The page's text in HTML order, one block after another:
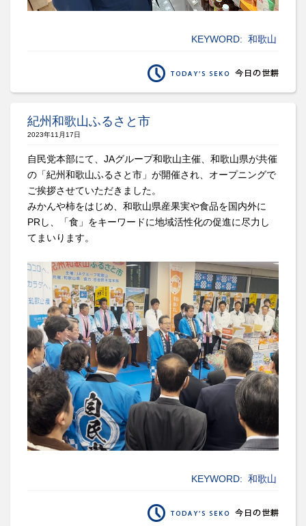
KEYWORD: 和歌山
紀州和歌山ふるさと市
2023年11月17日
自民党本部にて、JAグループ和歌山主催、和歌山県が共催
の「紀州和歌山ふるさと市」が開催され、オープニングで
ご挨拶させていただきました。
みかんや柿をはじめ、和歌山県産果実や食品を国内外に
PRし、「食」をキーワードに地域活性化の促進に尽力し
てまいります。
KEYWORD: 和歌山